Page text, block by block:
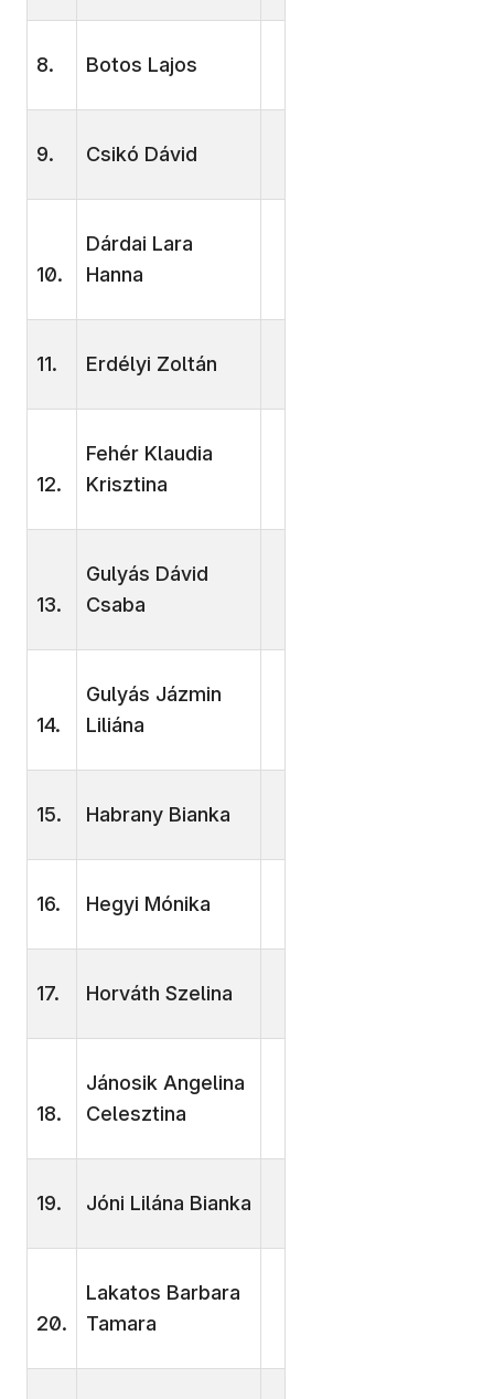
8. Botos Lajos
9. Csikó Dávid
10.
Dárdai Lara
Hanna
11. Erdélyi Zoltán
12.
Fehér Klaudia
Krisztina
13.
Gulyás Dávid
Csaba
14.
Gulyás Jázmin
Liliána
15. Habrany Bianka
16. Hegyi Mónika
17. Horváth Szelina
18.
Jánosik Angelina
Celesztina
19. Jóni Lilána Bianka
20.
Lakatos Barbara
Tamara